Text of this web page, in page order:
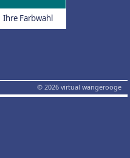
Ihre Farbwahl
© 2026 virtual wangerooge